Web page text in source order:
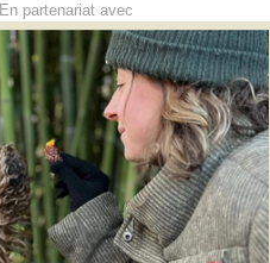
En partenariat avec